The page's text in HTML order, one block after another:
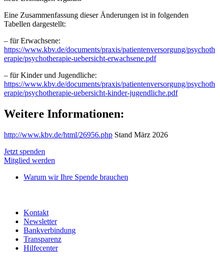
Eine Zusammenfassung dieser Änderungen ist in folgenden
Tabellen dargestellt:
– für Erwachsene:
https://www.kbv.de/documents/praxis/patientenversorgung/psychoth
erapie/psychotherapie-uebersicht-erwachsene.pdf
– für Kinder und Jugendliche:
https://www.kbv.de/documents/praxis/patientenversorgung/psychoth
erapie/psychotherapie-uebersicht-kinder-jugendliche.pdf
Weitere Informationen:
http://www.kbv.de/html/26956.php Stand März 2026
Jetzt spenden
Mitglied werden
Warum wir Ihre Spende brauchen
Kontakt
Newsletter
Bankverbindung
Transparenz
Hilfecenter